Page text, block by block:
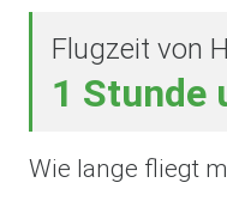
Flugzeit von
1 Stunde
Wie lange fliegt